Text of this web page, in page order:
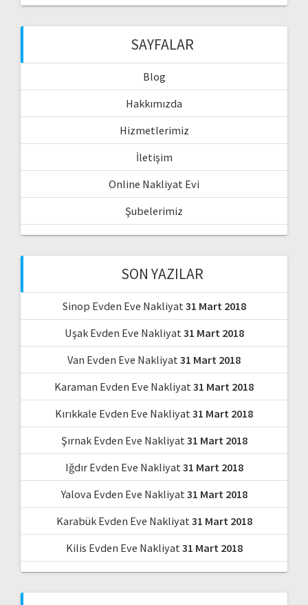
SAYFALAR
Blog
Hakkımızda
Hizmetlerimiz
İletişim
Online Nakliyat Evi
Şubelerimiz
SON YAZILAR
Sinop Evden Eve Nakliyat 31 Mart 2018
Uşak Evden Eve Nakliyat 31 Mart 2018
Van Evden Eve Nakliyat 31 Mart 2018
Karaman Evden Eve Nakliyat 31 Mart 2018
Kırıkkale Evden Eve Nakliyat 31 Mart 2018
Şırnak Evden Eve Nakliyat 31 Mart 2018
Iğdır Evden Eve Nakliyat 31 Mart 2018
Yalova Evden Eve Nakliyat 31 Mart 2018
Karabük Evden Eve Nakliyat 31 Mart 2018
Kilis Evden Eve Nakliyat 31 Mart 2018